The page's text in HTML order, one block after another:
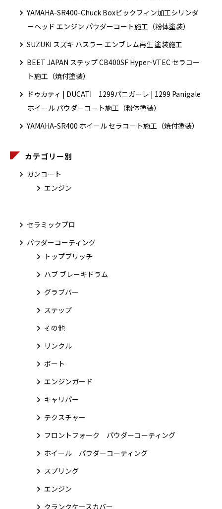
YAMAHA-SR400-Chuck Boxビックフィン加工シリンダ
ーヘッド エンジン パウダーコート施工（粉体塗装）
SUZUKI スズキ ハスラー エンブレム再生 塗装施工
BEET JAPAN ステップ CB400SF Hyper-VTEC セラコー
ト施工（焼付塗装）
ドゥカティ | DUCATI 1299パニガーレ | 1299 Panigale
ホイール パウダーコート施工（粉体塗装）
YAMAHA-SR400 ホイール セラコート施工（焼付塗装）
カテゴリー別
ガンコート
エンジン
セラミックプロ
パウダーコーティング
トップブリッチ
ハブ ブレーキドラム
グラブバー
ステップ
その他
リンクル
ボート
エンジンガード
キャリパー
テクスチャー
フロントフォーク パウダーコーティング
ホイール パウダーコーティング
スプリング
エンジン
クランクケースカバー